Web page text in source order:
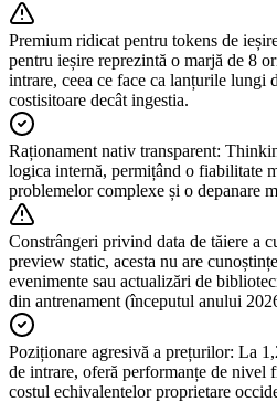
Premium ridicat pentru tokens de
pentru ieșire reprezintă o marjă de 8
intrare, ceea ce face ca lanțurile lungi
costisitoare decât ingestia.
Raționament nativ transparent:
logica internă, permițând o fiabilitate
problemelor complexe și o depanare
Constrângeri privind data de tăiere a
preview static, acesta nu are
evenimente sau actualizări de
din antrenament (începutul anului
Poziționare agresivă a prețurilor: La
de intrare, oferă performanțe de nivel
costul echivalentelor proprietare